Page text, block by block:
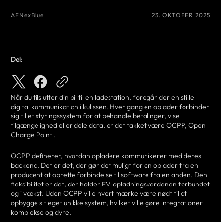
AFNexBlue 23. OKTOBER 2025
Del:
Når du tilslutter din bil til en ladestation, foregår der en stille
digital kommunikation i kulissen. Hver gang en oplader forbinder
sig til et styringssystem for at behandle betalinger, vise
tilgængelighed eller dele data, er det takket være OCPP, Open
Charge Point .
OCPP definerer, hvordan opladere kommunikerer med deres
backend. Det er det, der gør det muligt for en oplader fra en
producent at oprette forbindelse til software fra en anden. Den
fleksibilitet er det, der holder EV-opladningsverdenen forbundet
og i vækst. Uden OCPP ville hvert mærke være nødt til at
opbygge sit eget unikke system, hvilket ville gøre integrationer
komplekse og dyre.